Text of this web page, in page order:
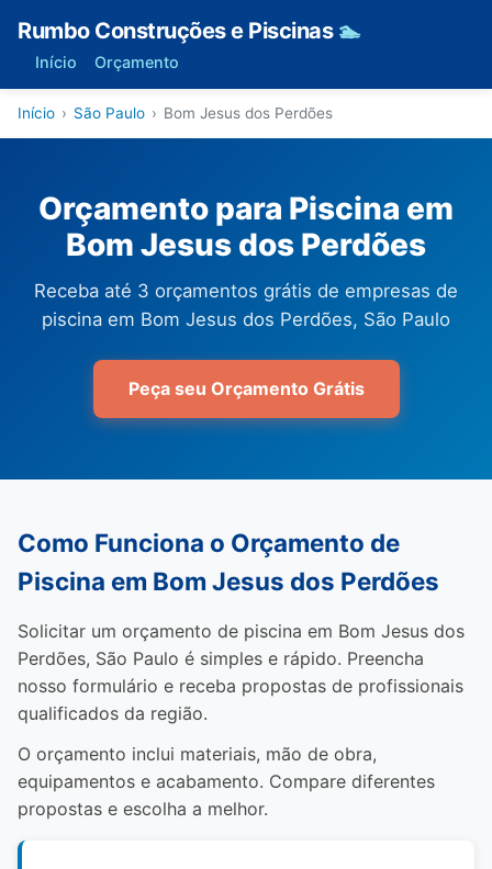
Rumbo Construções e Piscinas 🏊
Início Orçamento
Início › São Paulo › Bom Jesus dos Perdões
Orçamento para Piscina em
Bom Jesus dos Perdões
Receba até 3 orçamentos grátis de empresas de
piscina em Bom Jesus dos Perdões, São Paulo
Peça seu Orçamento Grátis
Como Funciona o Orçamento de
Piscina em Bom Jesus dos Perdões
Solicitar um orçamento de piscina em Bom Jesus dos
Perdões, São Paulo é simples e rápido. Preencha
nosso formulário e receba propostas de profissionais
qualificados da região.
O orçamento inclui materiais, mão de obra,
equipamentos e acabamento. Compare diferentes
propostas e escolha a melhor.